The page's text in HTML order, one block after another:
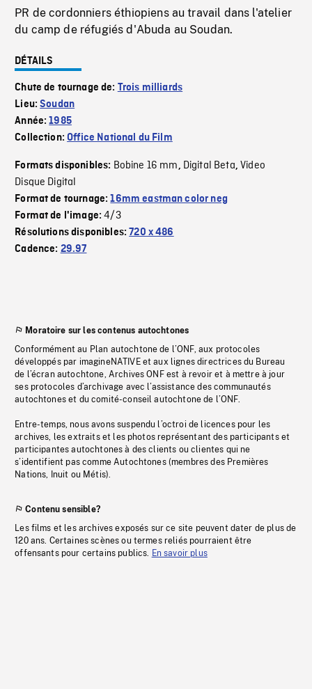
PR de cordonniers éthiopiens au travail dans l'atelier
du camp de réfugiés d'Abuda au Soudan.
DÉTAILS
Chute de tournage de: Trois milliards
Lieu:Soudan
Année:1985
Collection:Office National du Film
Formats disponibles: Bobine 16 mm, Digital Beta,Video
Disque Digital
Format de tournage:16mm eastman color neg
Format de l'image:4/3
Résolutions disponibles:720 x 486
Cadence: 29.97
Moratoire sur les contenus autochtones
Conformément au Plan autochtone de l’ONF, aux protocoles
développés par imagineNATIVE et aux lignes directrices du Bureau
de l’écran autochtone, Archives ONF est à revoir et à mettre à jour
ses protocoles d’archivage avec l’assistance des communautés
autochtones et du comité-conseil autochtone de l’ONF.
Entre-temps, nous avons suspendu l’octroi de licences pour les
archives, les extraits et les photos représentant des participants et
participantes autochtones à des clients ou clientes qui ne
s’identifient pas comme Autochtones (membres des Premières
Nations, Inuit ou Métis).
Contenu sensible?
Les films et les archives exposés sur ce site peuvent dater de plus de
120 ans. Certaines scènes ou termes reliés pourraient être
offensants pour certains publics. En savoir plus